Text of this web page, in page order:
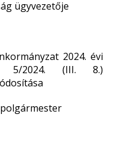
ügyvezetője
2024. évi
5/2024. (III. 8.)